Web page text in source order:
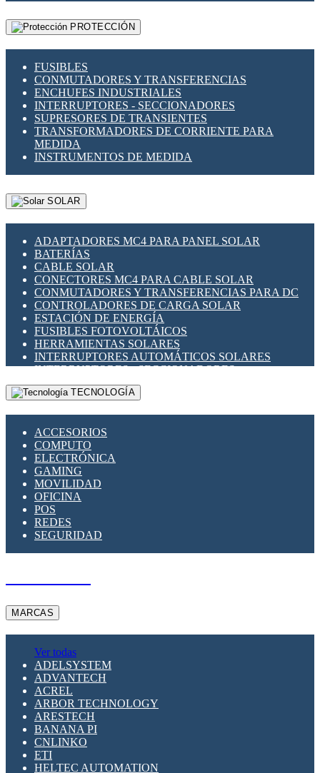
PROTECCIÓN
FUSIBLES
CONMUTADORES Y TRANSFERENCIAS
ENCHUFES INDUSTRIALES
INTERRUPTORES - SECCIONADORES
SUPRESORES DE TRANSIENTES
TRANSFORMADORES DE CORRIENTE PARA
MEDIDA
INSTRUMENTOS DE MEDIDA
SOLAR
ADAPTADORES MC4 PARA PANEL SOLAR
BATERÍAS
CABLE SOLAR
CONECTORES MC4 PARA CABLE SOLAR
CONMUTADORES Y TRANSFERENCIAS PARA DC
CONTROLADORES DE CARGA SOLAR
ESTACIÓN DE ENERGÍA
FUSIBLES FOTOVOLTÁICOS
HERRAMIENTAS SOLARES
INTERRUPTORES AUTOMÁTICOS SOLARES
INTERRUPTORES - SECCIONADORES
FOTOVOLTÁICOS
MONTAJE PANEL SOLAR
SUPRESOR DE TRANSIENTES SPDS PARA
APLICACIONES FOTOVOLTAICAS
TECNOLOGÍA
ACCESORIOS
COMPUTO
ELECTRÓNICA
GAMING
MOVILIDAD
OFICINA
POS
REDES
SEGURIDAD
MARCAS
Ver todas
ADELSYSTEM
ADVANTECH
ACREL
ARBOR TECHNOLOGY
ARESTECH
BANANA PI
CNLINKO
ETI
HELTEC AUTOMATION